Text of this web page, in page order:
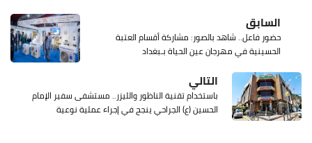
السابق
حضور فاعل.. شاهد بالصور: مشاركة أقسام العتبة
الحسينية في مهرجان عين الحياة بـبغداد
التالي
باستخدام تقنية الناظور والليزر.. مستشفى سفير الإمام
الحسين (ع) الجراحي ينجح في إجراء عملية نوعية